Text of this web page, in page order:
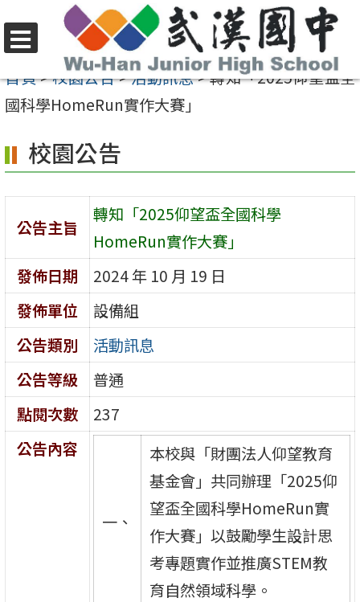
至
要
容
區
選
單
首頁>校園公告>活動訊息>轉知「2025仰望盃全
國科學HomeRun實作大賽」
校園公告
公告主旨
轉知「2025仰望盃全國科學
HomeRun實作大賽」
發佈日期
2024 年 10 月 19 日
發佈單位
設備組
公告類別
活動訊息
公告等級
普通
點閱次數
237
公告內容
一、
本校與「財團法人仰望教育
基金會」共同辦理「2025仰
望盃全國科學HomeRun實
作大賽」以鼓勵學生設計思
考專題實作並推廣STEM教
育自然領域科學。